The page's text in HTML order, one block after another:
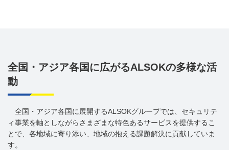
全国・アジア各国に広がるALSOKの多様な活
動
全国・アジア各国に展開するALSOKグループでは、セキュリテ
ィ事業を軸としながらさまざまな特色あるサービスを提供するこ
とで、各地域に寄り添い、地域の抱える課題解決に貢献していま
す。